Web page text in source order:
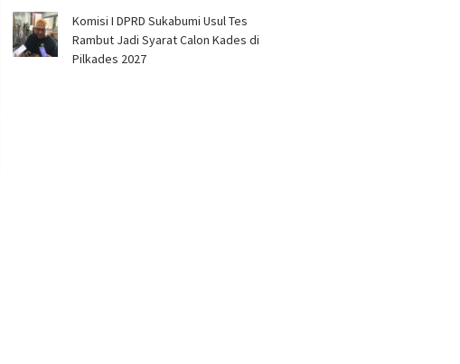
Komisi I DPRD Sukabumi Usul Tes
Rambut Jadi Syarat Calon Kades di
Pilkades 2027